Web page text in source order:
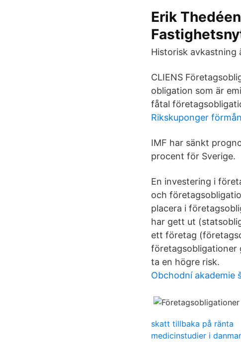
Erik
Historisk avkastning
CLIENS
obligation som är
fåtal
Rikskuponger förmån
IMF har sänkt
procent för Sverige.
En investering i
och
placera i
har gett ut
ett företag
företagsobligationer
ta en högre risk.
Obchodní akademie
skatt tillbaka på ränta
medicinstudier i